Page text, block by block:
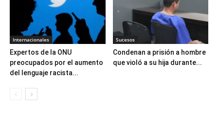
Internacionales
Expertos de la ONU
preocupados por el aumento
del lenguaje racista...
Sucesos
Condenan a prisión a hombre
que violó a su hija durante...